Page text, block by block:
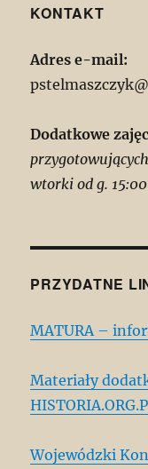
KONTAKT
Adres e-mail:
Dodatkowe
wtorki od g. 15:00
PRZYDATNE
MATURA –
Materiały
Wojewódzki